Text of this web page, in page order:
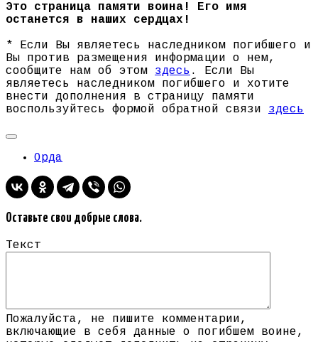
Это страница памяти воина! Его имя
останется в наших сердцах!
* Если Вы являетесь наследником погибшего и
Вы против размещения информации о нем,
сообщите нам об этом здесь . Если Вы
являетесь наследником погибшего и хотите
внести дополнения в страницу памяти
воспользуйтесь формой обратной связи здесь
Орда
Оставьте свои добрые слова.
Текст
Пожалуйста, не пишите комментарии,
включающие в себя данные о погибшем воине,